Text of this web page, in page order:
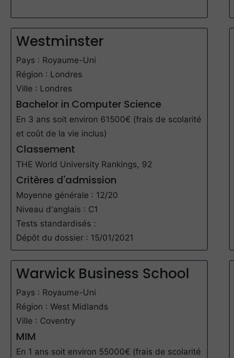
Westminster
Pays : Royaume-Uni
Région : Londres
Ville : Londres
Bachelor in Computer Science
En 3 ans soit environ 61500€ (frais de scolarité
et coût de la vie inclus)
Classement
THE World University Rankings, 92
Critères d'admission
Moyenne générale : 12/20
Niveau d'anglais : C1
Tests standardisés :
Dépôt du dossier : 15/01/2021
Warwick Business School
Pays : Royaume-Uni
Région : West Midlands
Ville : Coventry
MIM
En 1 ans soit environ 55000€ (frais de scolarité